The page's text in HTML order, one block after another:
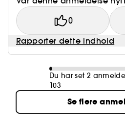
0
Rapporter dette indhold
Du har set 2
103
Se flere